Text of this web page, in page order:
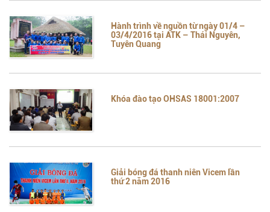
Hành trình về nguồn từ ngày 01/4 –
03/4/2016 tại ATK – Thái Nguyên,
Tuyên Quang
Khóa đào tạo OHSAS 18001:2007
Giải bóng đá thanh niên Vicem lần
thứ 2 năm 2016